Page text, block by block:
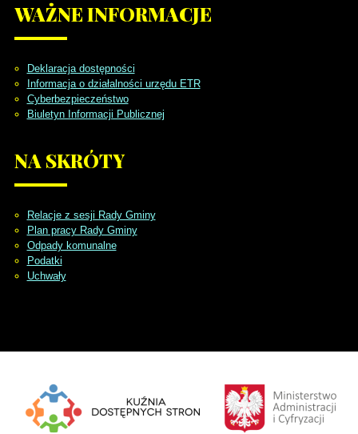
WAŻNEINFORMACJE
Deklaracja dostępności
Informacja o działalności urzędu ETR
Cyberbezpieczeństwo
Biuletyn Informacji Publicznej
NA SKRÓTY
Relacje z sesji Rady Gminy
Plan pracy Rady Gminy
Odpady komunalne
Podatki
Uchwały